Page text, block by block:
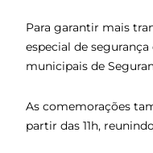
Para garantir mais
especial de
municipais de
As comemorações
partir das 11h,